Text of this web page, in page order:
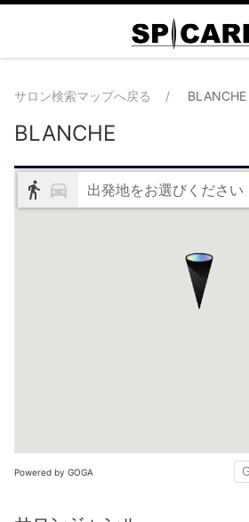
サロン検索マップへ戻る BLANCHE
BLANCHE
出発地をお選びください
Powered by GOGA